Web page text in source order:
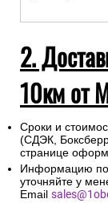
2.
10км от
Сроки и
(СДЭК,
странице
Информацию по
уточняйте у
Email